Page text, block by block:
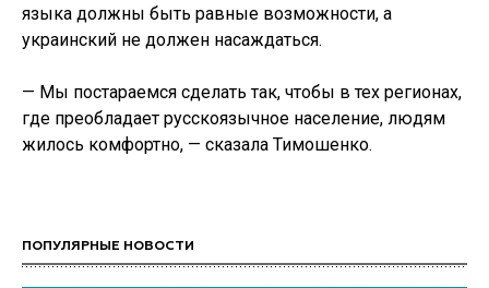
языка должны быть равные возможности, а
украинский не должен насаждаться.
— Мы постараемся сделать так, чтобы в тех регионах,
где преобладает русскоязычное население, людям
жилось комфортно, — сказала Тимошенко.
ПОПУЛЯРНЫЕ НОВОСТИ